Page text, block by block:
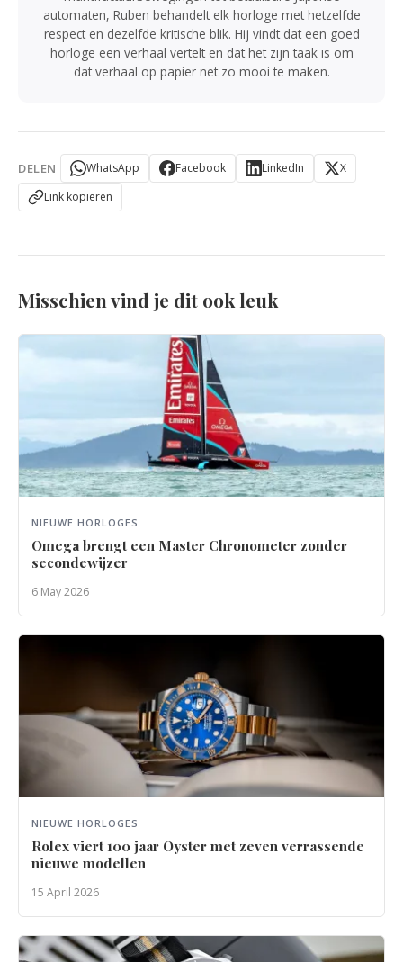
automaten, Ruben behandelt elk horloge met hetzelfde
respect en dezelfde kritische blik. Hij vindt dat een goed
horloge een verhaal vertelt en dat het zijn taak is om
dat verhaal op papier net zo mooi te maken.
DELEN WhatsApp Facebook LinkedIn
X
Link kopieren
Misschien vind je dit ook leuk
NIEUWE HORLOGES
Omega brengt een Master Chronometer zonder
secondewijzer
6 May 2026
NIEUWE HORLOGES
Rolex viert 100 jaar Oyster met zeven verrassende
nieuwe modellen
15 April 2026